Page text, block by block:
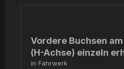
Vordere Buchsen
(H-Achse) einzeln
in Fahrwerk